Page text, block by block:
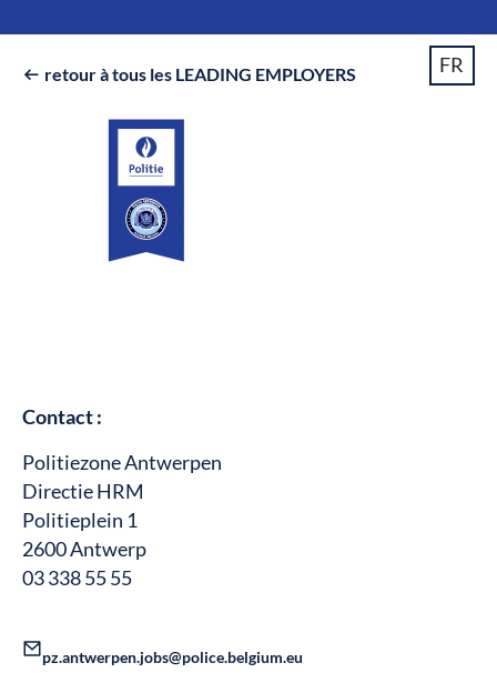
 retour à tous les LEADING EMPLOYERS FR
Contact :
Politiezone Antwerpen
Directie HRM
Politieplein 1
2600 Antwerp
03 338 55 55
pz.antwerpen.jobs@police.belgium.eu